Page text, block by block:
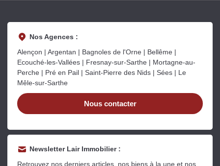
Nos Agences :
Alençon | Argentan | Bagnoles de l'Orne | Bellême |
Ecouché-les-Vallées | Fresnay-sur-Sarthe | Mortagne-au-
Perche | Pré en Pail | Saint-Pierre des Nids | Sées | Le
Mêle-sur-Sarthe
Nous contacter
Newsletter Lair Immobilier :
Retrouvez nos derniers articles, nos biens à la une et nos